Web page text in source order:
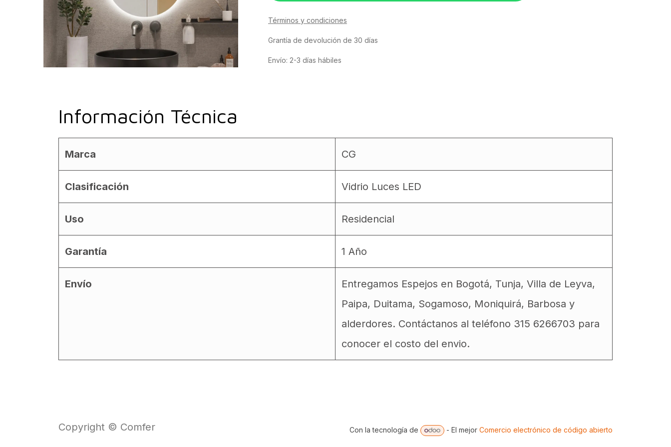
Términos y condiciones
Grantía de devolución de 30 días
Envío: 2-3 días hábiles
Información Técnica
Marca CG
Clasificación Vidrio Luces LED
Uso Residencial
Garantía 1 Año
Envío
Entregamos Espejos en Bogotá, Tunja, Villa de Leyva,
Paipa, Duitama, Sogamoso, Moniquirá, Barbosa y
alderdores. Contáctanos al teléfono 315 6266703 para
conocer el costo del envio.
Copyright © Comfer Con la tecnología de - El mejor Comercio electrónico de código abierto